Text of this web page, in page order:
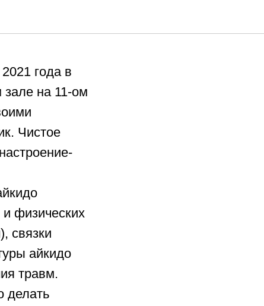
года в
на 11-ом
Чистое
физических
связки
айкидо
травм.
делать